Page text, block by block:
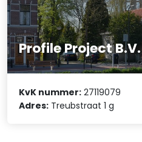
Profile Project B.V.
KvK nummer: 27119079
Adres: Treubstraat 1 g